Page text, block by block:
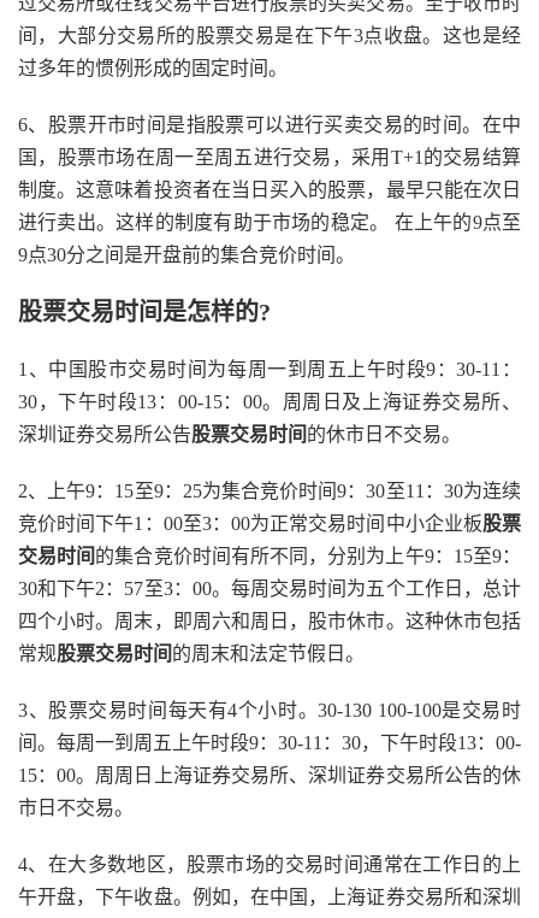
间，大部分交易所的股票交易是在下午3点收盘。这也是经
过多年的惯例形成的固定时间。
6、股票开市时间是指股票可以进行买卖交易的时间。在中
国，股票市场在周一至周五进行交易，采用T+1的交易结算
制度。这意味着投资者在当日买入的股票，最早只能在次日
进行卖出。这样的制度有助于市场的稳定。 在上午的9点至
9点30分之间是开盘前的集合竞价时间。
股票交易时间是怎样的?
1、中国股市交易时间为每周一到周五上午时段9：30-11：
30，下午时段13：00-15：00。周周日及上海证券交易所、
深圳证券交易所公告股票交易时间 的休市日不交易。
2、上午9：15至9：25为集合竞价时间9：30至11：30为连续
竞价时间下午1：00至3：00为正常交易时间中小企业板股票
交易时间 的集合竞价时间有所不同，分别为上午9：15至9：
30和下午2：57至3：00。每周交易时间为五个工作日，总计
四个小时。周末，即周六和周日，股市休市。这种休市包括
常规股票交易时间 的周末和法定节假日。
3、股票交易时间每天有4个小时。30-130 100-100是交易时
间。每周一到周五上午时段9：30-11：30，下午时段13：00-
15：00。周周日上海证券交易所、深圳证券交易所公告的休
市日不交易。
4、在大多数地区，股票市场的交易时间通常在工作日的上
午开盘，下午收盘。例如，在中国，上海证券交易所和深圳